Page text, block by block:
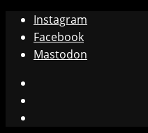
Zum
Inhalt
springen
Instagram
Facebook
Mastodon